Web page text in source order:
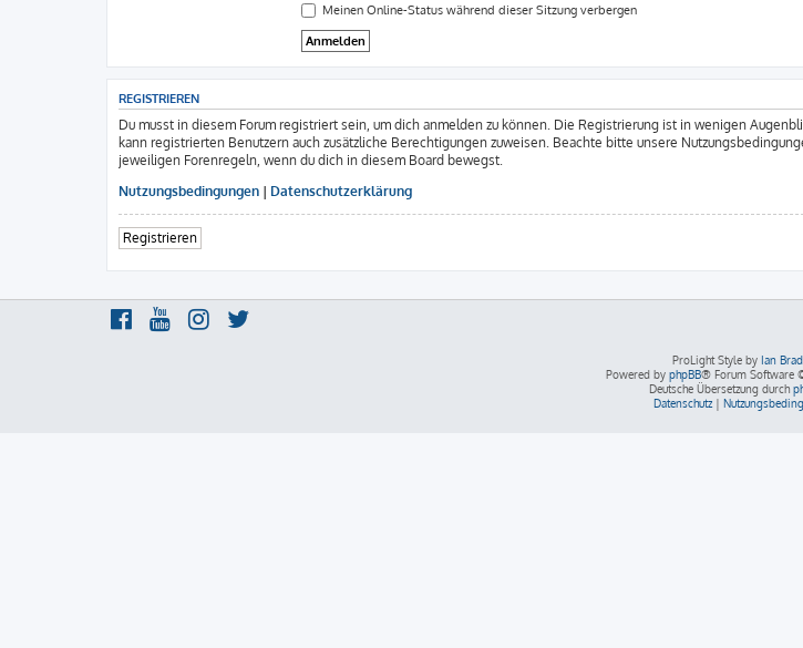
Meinen Online-Status während dieser Sitzung verbergen
REGISTRIEREN
Du musst in diesem Forum registriert sein, um dich anmelden zu können. Die Registrierung ist in wenigen
kann registrierten Benutzern auch zusätzliche Berechtigungen zuweisen. Beachte bitte unsere
jeweiligen Forenregeln, wenn du dich in diesem Board bewegst.
Nutzungsbedingungen | Datenschutzerklärung
Registrieren
ProLight Style by Ian
Powered by phpBB® Forum Software
Deutsche Übersetzung durch
Datenschutz |